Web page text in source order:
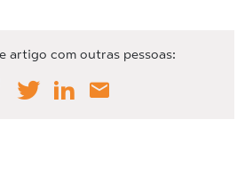
artigo com outras pessoas: